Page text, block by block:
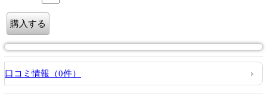
口コミ情報（0件）